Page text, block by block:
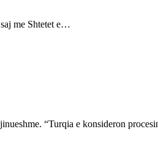
me Shtetet e…
“Turqia e konsideron